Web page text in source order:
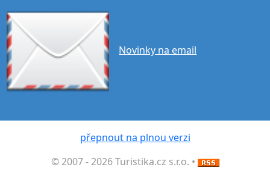
Novinky na email
přepnout na plnou verzi
© 2007 - 2026 Turistika.cz s.r.o. •